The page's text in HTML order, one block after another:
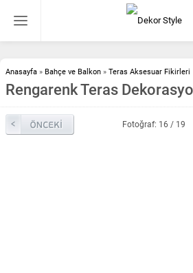
Anasayfa » Bahçe ve Balkon » Teras Aksesuar Fikirleri
Rengarenk Teras
Fotoğraf: 16 / 19